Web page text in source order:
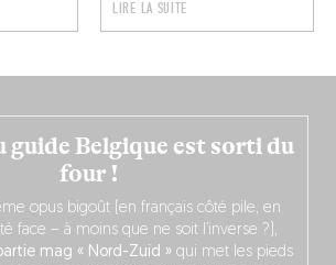
LIRE LA SUITE
guide Belgique est sorti du
four !
opus bigoût (en français côté pile, en
face – à moins que ne soit l’inverse ?),
mag « Nord-Zuid » qui met les pieds